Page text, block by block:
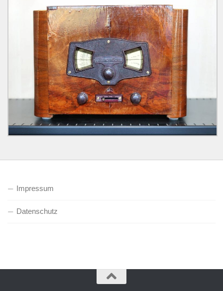
Impressum
Datenschutz